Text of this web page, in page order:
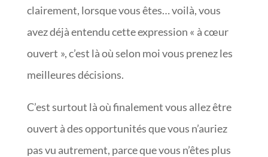
clairement, lorsque vous êtes… voilà, vous
avez déjà entendu cette expression « à cœur
ouvert », c’est là où selon moi vous prenez les
meilleures décisions.
C’est surtout là où finalement vous allez être
ouvert à des opportunités que vous n’auriez
pas vu autrement, parce que vous n’êtes plus